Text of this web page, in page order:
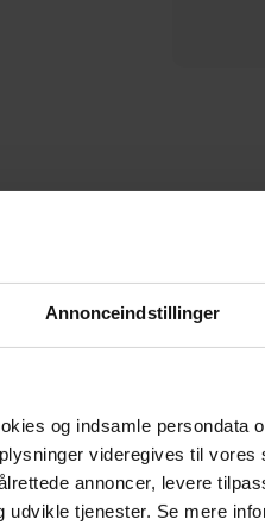
Annonceindstillinger
og indsamle persondata
videregives til vores
annoncer, levere
tjenester. Se mere